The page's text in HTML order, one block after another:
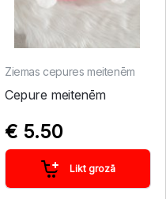
Ziemas cepures meitenēm
Cepure meitenēm
€ 5.50
Likt grozā